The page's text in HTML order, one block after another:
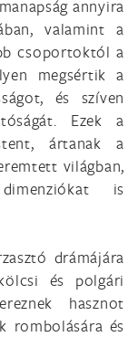
annyira
valamint a
csoportoktól a
megsértik a
és szíven
Ezek a
ártanak a
világban,
is
drámájára
és polgári
hasznot
rombolására és